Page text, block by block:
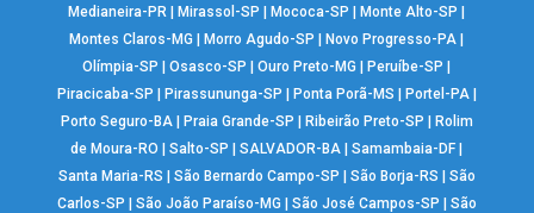
Medianeira-PR |Mirassol-SP |Mococa-SP |Monte Alto-SP |
Montes Claros-MG |Morro Agudo-SP |Novo Progresso-PA |
Olímpia-SP |Osasco-SP |Ouro Preto-MG |Peruíbe-SP |
Piracicaba-SP | Pirassununga-SP | Ponta Porã-MS | Portel-PA|
Porto Seguro-BA| Praia Grande-SP | Ribeirão Preto-SP | Rolim
de Moura-RO |Salto-SP |SALVADOR-BA |Samambaia-DF |
Santa Maria-RS | São Bernardo Campo-SP | São Borja-RS | São
Carlos-SP | São João Paraíso-MG | São José Campos-SP | São